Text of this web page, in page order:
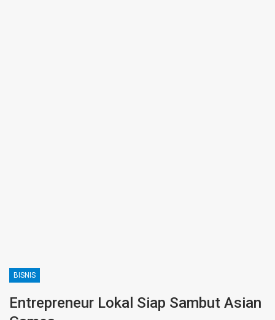
BISNIS
Entrepreneur Lokal Siap Sambut Asian